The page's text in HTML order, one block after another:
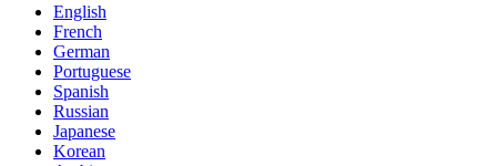
English
French
German
Portuguese
Spanish
Russian
Japanese
Korean